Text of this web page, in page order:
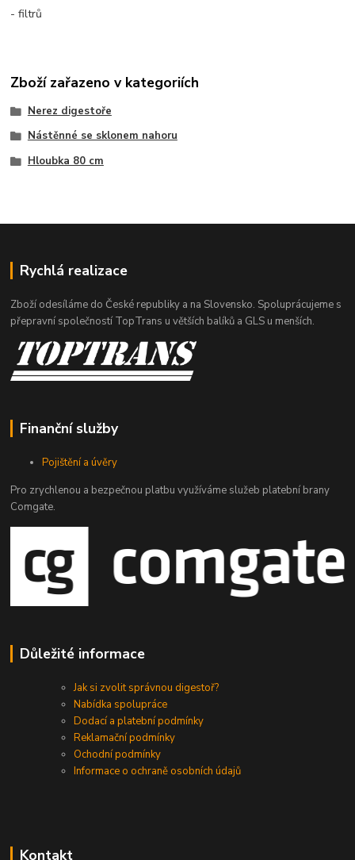
- filtrů
Zboží zařazeno v kategoriích
Nerez digestoře
Nástěnné se sklonem nahoru
Hloubka 80 cm
Rychlá realizace
Zboží odesíláme do České republiky a na Slovensko. Spoluprácujeme s
přepravní společností TopTrans u větších balíků a GLS u menších.
Finanční služby
Pojištění a úvěry
Pro zrychlenou a bezpečnou platbu využíváme služeb platební brany
Comgate.
Důležité informace
Jak si zvolit správnou digestoř?
Nabídka spolupráce
Dodací a platební podmínky
Reklamační podmínky
Ochodní podmínky
Informace o ochraně osobních údajů
Kontakt